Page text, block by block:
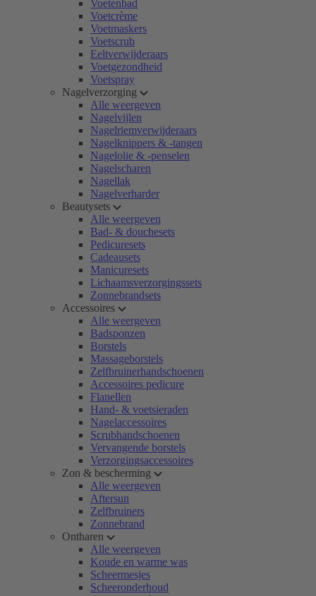
Voetenbad
Voetcrème
Voetmaskers
Voetscrub
Eeltverwijderaars
Voetgezondheid
Voetspray
Nagelverzorging
Alle weergeven
Nagelvijlen
Nagelriemverwijderaars
Nagelknippers & -tangen
Nagelolie & -penselen
Nagelscharen
Nagellak
Nagelverharder
Beautysets
Alle weergeven
Bad- & douchesets
Pedicuresets
Cadeausets
Manicuresets
Lichaamsverzorgingssets
Zonnebrandsets
Accessoires
Alle weergeven
Badsponzen
Borstels
Massageborstels
Zelfbruinerhandschoenen
Accessoires pedicure
Flanellen
Hand- & voetsieraden
Nagelaccessoires
Scrubhandschoenen
Vervangende borstels
Verzorgingsaccessoires
Zon & bescherming
Alle weergeven
Aftersun
Zelfbruiners
Zonnebrand
Ontharen
Alle weergeven
Koude en warme was
Scheermesjes
Scheeronderhoud